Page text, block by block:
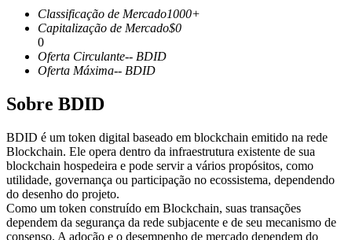
TradFi
Derivativos de ações, câmbio, metais preciosos e commodities
Futuros de USDC
Futuros usando USDC como garantia
Classificação de Mercado1000+
Capitalização de Mercado$0
0
Oferta Circulante-- BDID
Oferta Máxima-- BDID
Sobre BDID
BDID é um token digital baseado em blockchain emitido na rede
Blockchain. Ele opera dentro da infraestrutura existente de sua
blockchain hospedeira e pode servir a vários propósitos, como
utilidade, governança ou participação no ecossistema, dependendo
do desenho do projeto.
Como um token construído em Blockchain, suas transações
dependem da segurança da rede subjacente e de seu mecanismo de
consenso. A adoção e o desempenho de mercado dependem do